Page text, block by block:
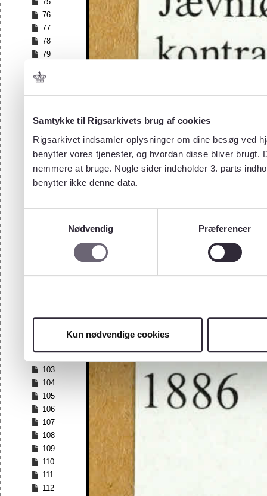
Samtykke til Rigsarkivets brug af cookies
Rigsarkivet indsamler oplysninger om dine besøg ved
benytter vores tjenester, og hvordan disse bliver
nemmere at bruge. Nogle sider indeholder 3. parts
benytter ikke denne data.
Nødvendig
Præferencer
Kun nødvendige cookies
76
77
78
79
81
82
84
86
87
88
89
96
99
103
104
105
106
107
108
109
110
111
112